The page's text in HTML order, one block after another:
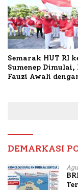
Semarak HUT RI
Sumenep Dimulai,
Fauzi Awali
DEMARKASI